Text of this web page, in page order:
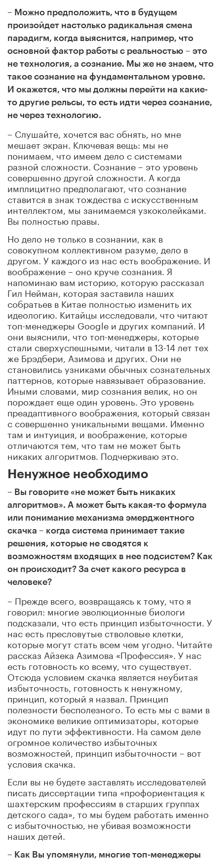
– Можно предположить, что в будущем
произойдет настолько радикальная смена
парадигм, когда выяснится, например, что
основной фактор работы с реальностью – это
не технология, а сознание. Мы же не знаем, что
такое сознание на фундаментальном уровне.
И окажется, что мы должны перейти на какие-
то другие рельсы, то есть идти через сознание,
не через технологию.
– Слушайте, хочется вас обнять, но мне
мешает экран. Ключевая вещь: мы не
понимаем, что имеем дело с системами
разной сложности. Сознание – это уровень
совершенно другой сложности. А когда
имплицитно предполагают, что сознание
ставится в знак тождества с искусственным
интеллектом, мы занимаемся узкоколейками.
Вы полностью правы.
Но дело не только в сознании, как в
совокупном коллективном разуме, дело в
другом. У каждого из нас есть воображение. И
воображение – оно круче сознания. Я
напоминаю вам историю, которую рассказал
Гил Нейман, которая заставила наших
собратьев в Китае полностью изменить их
идеологию. Китайцы исследовали, что читают
топ-менеджеры Google и других компаний. И
они выяснили, что топ-менеджеры, которые
стали сверхуспешными, читали в 13-14 лет тех
же Брэдбери, Азимова и других. Они не
становились узниками обычных сознательных
паттернов, которые навязывает образование.
Иными словами, мир сознания велик, но он
порождает еще один уровень. Это уровень
преадаптивного воображения, который связан
с совершенно уникальными вещами. Именно
там и интуиция, и воображение, которые
отличаются тем, что там не может быть
никаких алгоритмов. Подчеркиваю это.
Ненужное необходимо
– Вы говорите «не может быть никаких
алгоритмов». А может быть какая-то формула
или понимание механизма эмерджентного
скачка – когда система принимает такие
решения, которые не сводятся к
возможностям входящих в нее подсистем? Как
он происходит? За счет какого ресурса в
человеке?
– Прежде всего, возвращаясь к тому, что я
говорил: многие эволюционные биологи
подсказали, что есть принцип избыточности. У
нас есть пресловутые стволовые клетки,
которые могут стать всем чем угодно. Читайте
рассказ Айзека Азимова «Профессия». У нас
есть готовность ко всему, что существует.
Отсюда условием скачка является неубитая
избыточность, готовность к ненужному,
принцип, который я назвал. Принцип
полезности бесполезного. То есть мы с вами в
экономике великие оптимизаторы, которые
идут по пути эффективности. На самом деле
огромное количество избыточных
возможностей, принцип избыточности – вот
условия скачка.
Если вы не будете заставлять исследователей
писать диссертации типа «профориентация к
шахтерским профессиям в старших группах
детского сада», то мы будем работать именно
с избыточностью, не убивая возможности
наших детей.
– Как Вы упомянули, многие топ-менеджеры